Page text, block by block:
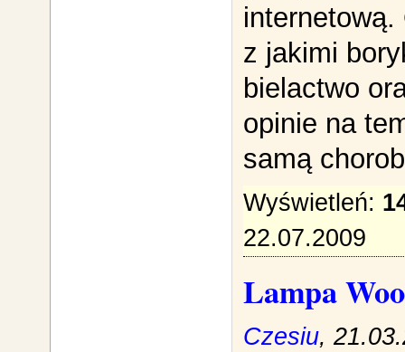
z jakimi
bielactwo
opinie na
samą
Wyświetleń:
22.07.2009
Lampa
Czesiu,